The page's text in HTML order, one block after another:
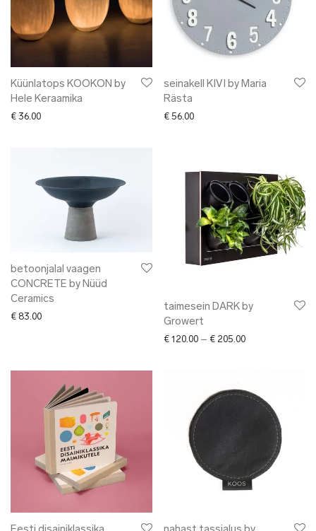
Küünlatops KOOKON by
Hele Keraamika
€ 36.00
seinakell KIVI by Maria
Rästa
€ 56.00
betoonjalal vaagen
CONCRETE by Nüüd
Ceramics
€ 83.00
taimesein DARK by
Growert
€ 120.00 – € 205.00Price range: €